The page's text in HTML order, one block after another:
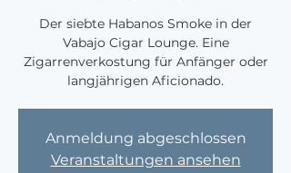
Der siebte Habanos Smoke in der
Vabajo Cigar Lounge. Eine
Zigarrenverkostung für Anfänger oder
langjährigen Aficionado.
Anmeldung abgeschlossen
Veranstaltungen ansehen